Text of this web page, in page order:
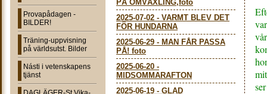
Provapådagen -
BILDER!
Träning-uppvisning
på världsutst. Bilder
Násti i vetenskapens
tjänst
PÅ OMVÄXLING,foto
2025-07-02 - VARMT BLEV DET
FÖR HUNDARNA
2025-06-29 - MAN FÅR PASSA
PÅ! foto
2025-06-20 -
MIDSOMMARAFTON
2025-06-19 - GLAD